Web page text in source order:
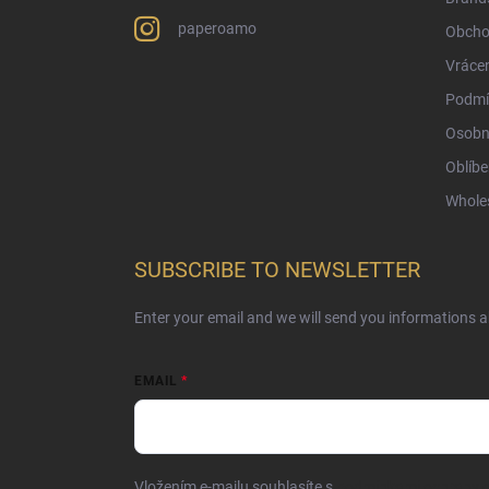
paperoamo
SUBSCRIBE TO NEWSLETTER
Enter your email and we will send you informations
EMAIL